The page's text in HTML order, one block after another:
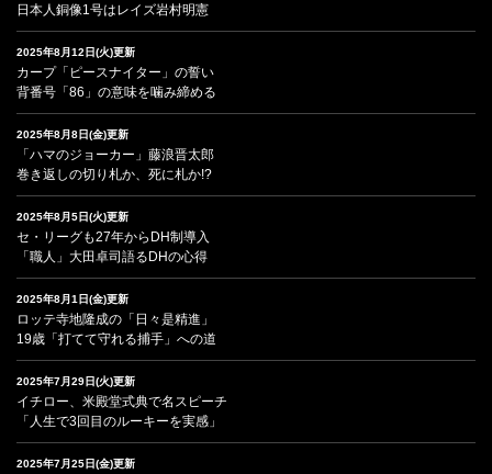
日本人銅像1号はレイズ岩村明憲
2025年8月12日(火)更新
カープ「ピースナイター」の誓い
背番号「86」の意味を噛み締める
2025年8月8日(金)更新
「ハマのジョーカー」藤浪晋太郎
巻き返しの切り札か、死に札か!?
2025年8月5日(火)更新
セ・リーグも27年からDH制導入
「職人」大田卓司語るDHの心得
2025年8月1日(金)更新
ロッテ寺地隆成の「日々是精進」
19歳「打てて守れる捕手」への道
2025年7月29日(火)更新
イチロー、米殿堂式典で名スピーチ
「人生で3回目のルーキーを実感」
2025年7月25日(金)更新